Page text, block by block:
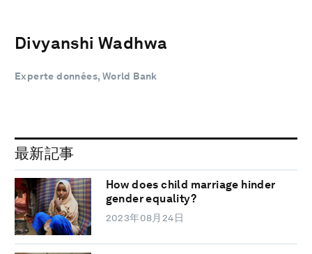
Divyanshi Wadhwa
Experte données, World Bank
最新記事
How does child marriage hinder
gender equality?
2023年08月24日